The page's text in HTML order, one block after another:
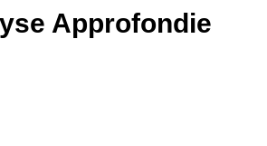
Approfondie